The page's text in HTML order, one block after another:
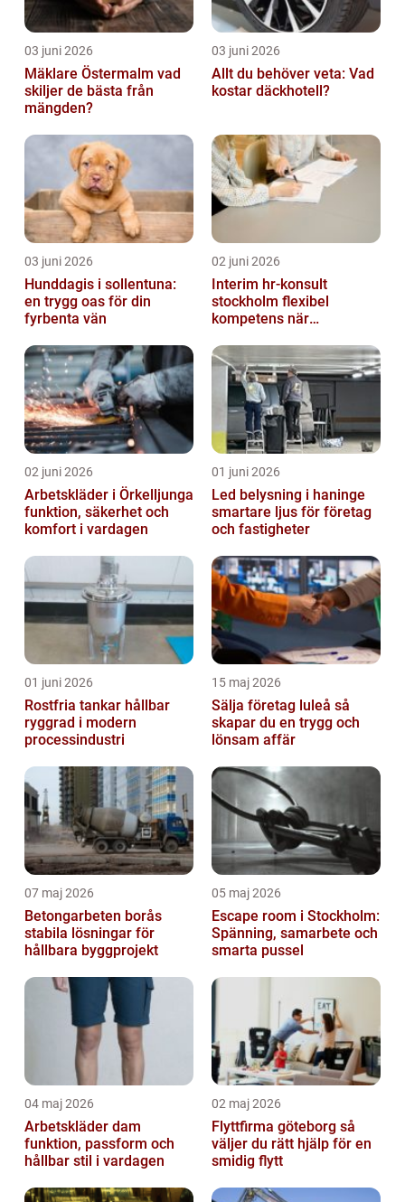
03 juni 2026
Mäklare Östermalm vad
skiljer de bästa från
mängden?
03 juni 2026
Allt du behöver veta: Vad
kostar däckhotell?
03 juni 2026
Hunddagis i sollentuna:
en trygg oas för din
fyrbenta vän
02 juni 2026
Interim hr-konsult
stockholm flexibel
kompetens när
02 juni 2026
Arbetskläder i Örkelljunga
funktion, säkerhet och
komfort i vardagen
01 juni 2026
Led belysning i haninge
smartare ljus för företag
och fastigheter
01 juni 2026
Rostfria tankar hållbar
ryggrad i modern
processindustri
15 maj 2026
Sälja företag luleå så
skapar du en trygg och
lönsam affär
07 maj 2026
Betongarbeten borås
stabila lösningar för
hållbara byggprojekt
05 maj 2026
Escape room i Stockholm:
Spänning, samarbete och
smarta pussel
04 maj 2026
Arbetskläder dam
funktion, passform och
hållbar stil i vardagen
02 maj 2026
Flyttfirma göteborg så
väljer du rätt hjälp för en
smidig flytt